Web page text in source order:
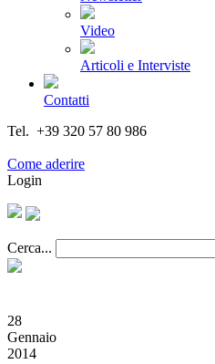
Video
Articoli e Interviste
Contatti
Tel. +39 320 57 80 986
Come aderire
Login
Cerca...
28
Gennaio
2014